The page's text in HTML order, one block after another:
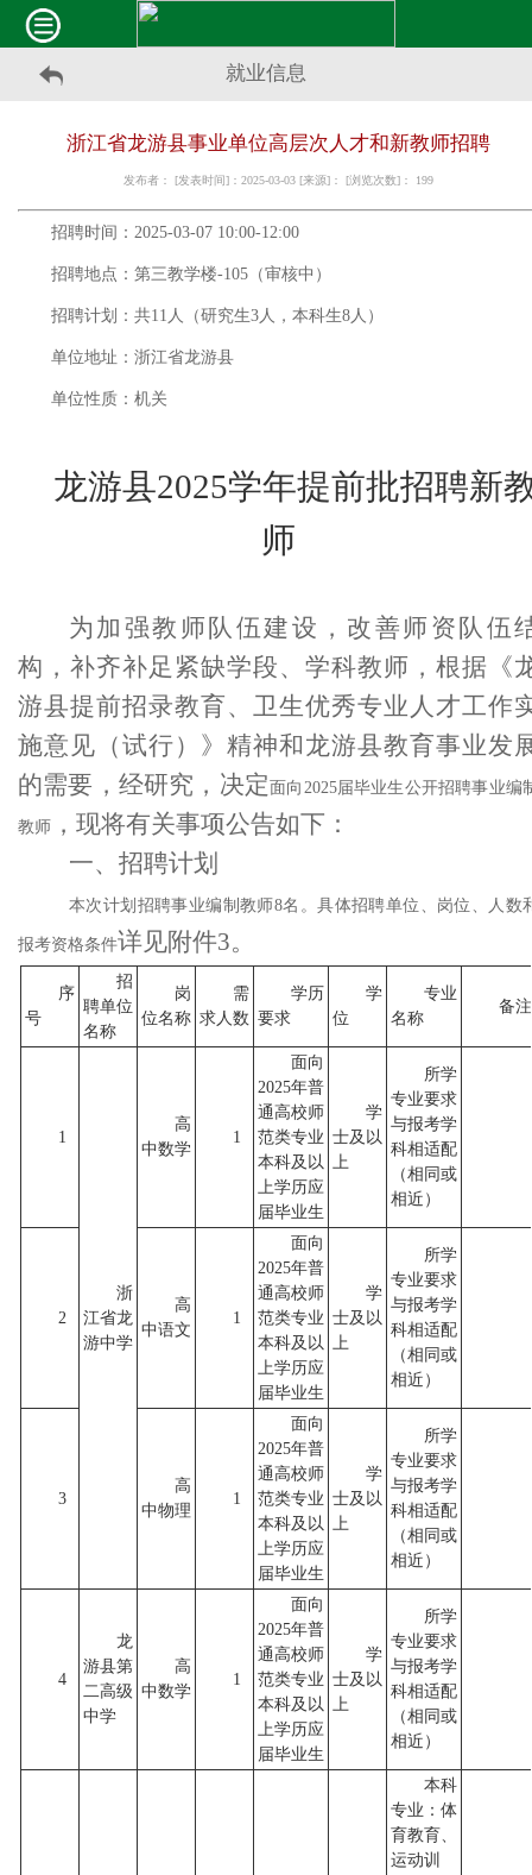
就业信息
浙江省龙游县事业单位高层次人才和新教师招聘
发布者： [发表时间]：2025-03-03 [来源]： [浏览次数]： 199
招聘时间：2025-03-07 10:00-12:00
招聘地点：第三教学楼-105（审核中）
招聘计划：共11人（研究生3人，本科生8人）
单位地址：浙江省龙游县
单位性质：机关
龙游县2025学年提前批招聘新
师
为加强教师队伍建设，改善师资队伍
构，补齐补足紧缺学段、学科教师，根据《
游县提前招录教育、卫生优秀专业人才工作
施意见（试行）》精神和龙游县教育事业发
的需要，经研究，决定面向 2025届毕业生公开招聘事业编
教师
，现将有关事项公告如下：
一、招聘计划
本次计划招聘事业编制教师8名。具体招聘单位、岗位、人数
报考资格条件详见附件3。
序
号
招
聘单位
名称
岗
位名称
需
求人数
学历
要求
学
位
专业
名称
备注
1
浙
江省龙
游中学
高
中数学
1
面向
2025年普
通高校师
范类专业
本科及以
上学历应
届毕业生
学
士及以
上
所学
专业要求
与报考学
科相适配
（相同或
相近）
2
高
中语文
1
面向
2025年普
通高校师
范类专业
本科及以
上学历应
届毕业生
学
士及以
上
所学
专业要求
与报考学
科相适配
（相同或
相近）
3
高
中物理
1
面向
2025年普
通高校师
范类专业
本科及以
上学历应
届毕业生
学
士及以
上
所学
专业要求
与报考学
科相适配
（相同或
相近）
4
龙
游县第
二高级
中学
高
中数学
1
面向
2025年普
通高校师
范类专业
本科及以
上学历应
届毕业生
学
士及以
上
所学
专业要求
与报考学
科相适配
（相同或
相近）
本科
专业：体
育教育、
运动训